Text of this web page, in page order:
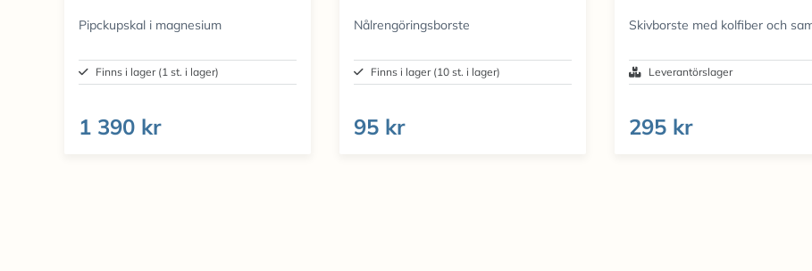
Pipckupskal i magnesium
Finns i lager (1 st. i lager)
1 390 kr
Nålrengöringsborste
Finns i lager (10 st. i lager)
95 kr
Skivborste med kolfiber och
Leverantörslager
295 kr